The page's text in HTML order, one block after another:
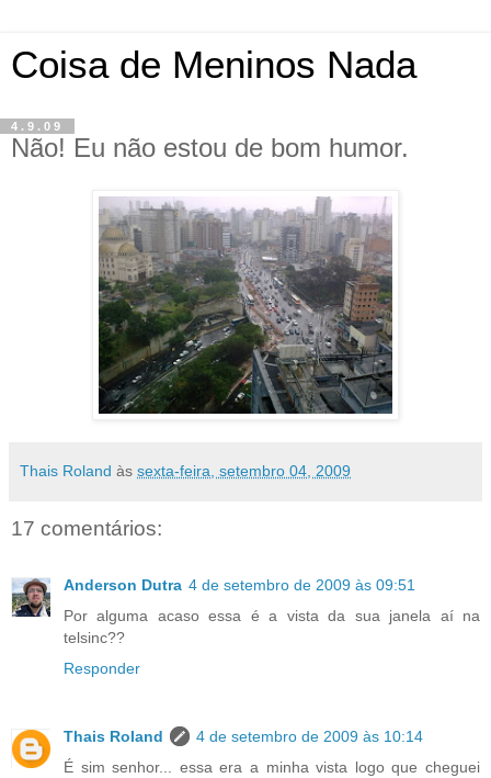
Coisa de Meninos Nada
4.9.09
Não! Eu não estou de bom humor.
Thais Roland às sexta-feira, setembro 04, 2009
17 comentários:
Anderson Dutra 4 de setembro de 2009 às 09:51
Por alguma acaso essa é a vista da sua janela aí na
telsinc??
Responder
Thais Roland
4 de setembro de 2009 às 10:14
É sim senhor... essa era a minha vista logo que cheguei